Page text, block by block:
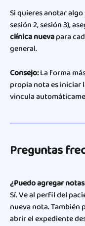
Si quieres anotar
sesión 2, sesión 3),
clínica nueva para
general.
Consejo: La forma
propia nota es iniciar
vincula
Preguntas
¿Puedo agregar
Sí. Ve al perfil del
nueva nota. También
abrir el expediente